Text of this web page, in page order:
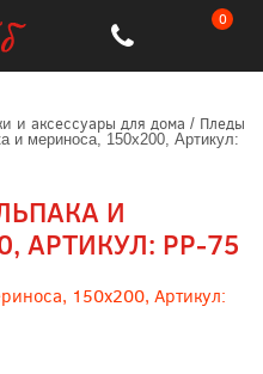
0
и аксессуары для дома / Пледы
и мериноса, 150х200, Артикул:
И
АРТИКУЛ: РР-75